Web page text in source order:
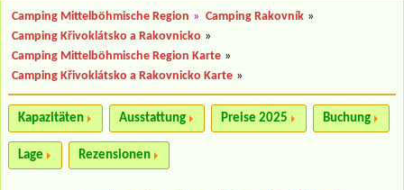
Camping Mittelböhmische Region » Camping Rakovník »
Camping Křivoklátsko a Rakovnicko »
Camping Mittelböhmische Region Karte »
Camping Křivoklátsko a Rakovnicko Karte »
Kapazitäten Ausstattung Preise 2025 Buchung
Lage Rezensionen